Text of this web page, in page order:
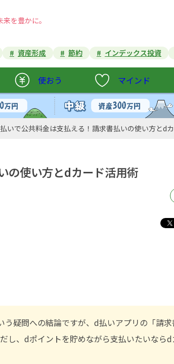
を豊かに。
資産形成 節約 インデックス投資
使おう マインド
いで公共料金は支払える！請求書払いの使い方とd
の使い方とdカード活用術
う疑問への結論ですが、d払いアプリの「請求
し、dポイントを貯めながら支払いたいならd